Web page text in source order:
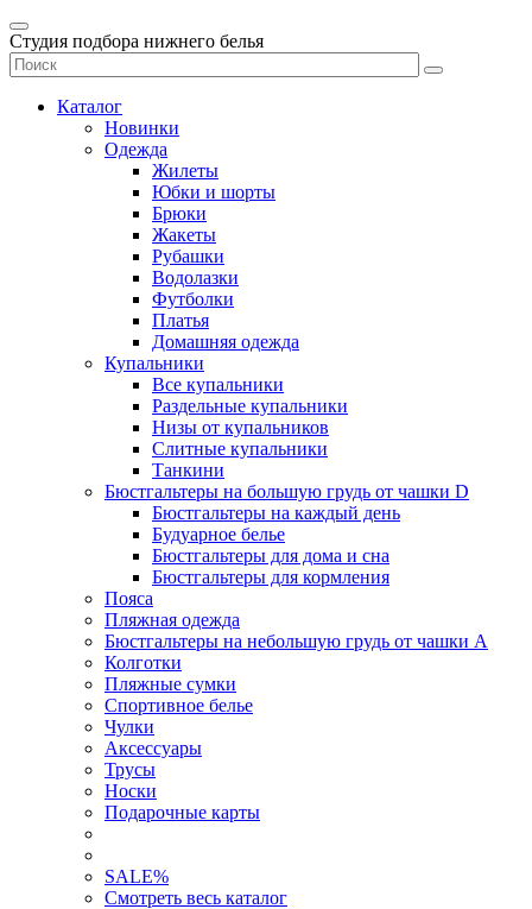
Студия подбора нижнего белья
Каталог
Новинки
Одежда
Жилеты
Юбки и шорты
Брюки
Жакеты
Рубашки
Водолазки
Футболки
Платья
Домашняя одежда
Купальники
Все купальники
Раздельные купальники
Низы от купальников
Слитные купальники
Танкини
Бюстгальтеры на большую грудь от чашки D
Бюстгальтеры на каждый день
Будуарное белье
Бюстгальтеры для дома и сна
Бюстгальтеры для кормления
Пояса
Пляжная одежда
Бюстгальтеры на небольшую грудь от чашки А
Колготки
Пляжные сумки
Спортивное белье
Чулки
Аксессуары
Трусы
Носки
Подарочные карты
SALE%
Смотреть весь каталог